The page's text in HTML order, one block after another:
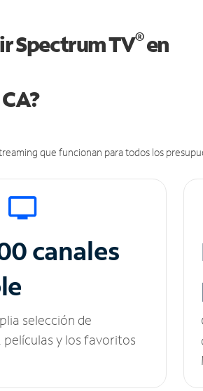
Spectrum TV®en
que funcionan para todos los
canales
selección de
y los favoritos